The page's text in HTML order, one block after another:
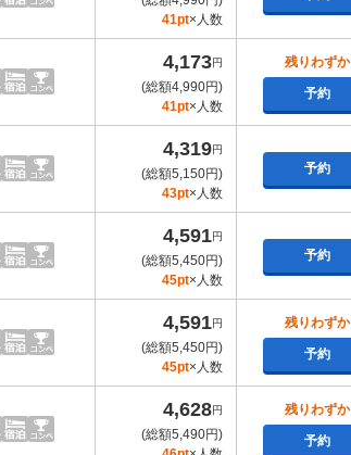
41pt×人数
4,173円
(総額4,990円)
41pt×人数
残りわずか
予約
4,319円
(総額5,150円)
43pt×人数
予約
4,591円
(総額5,450円)
45pt×人数
予約
4,591円
(総額5,450円)
45pt×人数
残りわずか
予約
4,628円
(総額5,490円)
残りわずか
予約